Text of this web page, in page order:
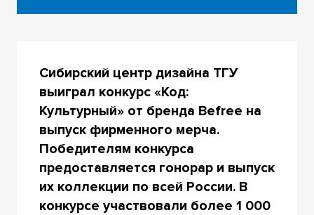
Сибирский центр дизайна ТГУ
выиграл конкурс «Код:
Культурный» от бренда Befree на
выпуск фирменного мерча.
Победителям конкурса
предоставляется гонорар и выпуск
их коллекции по всей России. В
конкурсе участвовали более 1 000